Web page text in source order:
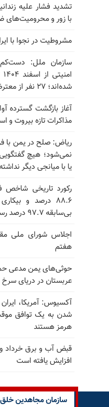
تشدید فشار علیه
با زور و محرومیت‌های
مشروطیت در نجوا با
شده‌اند؛ ۲۷ نفر از معترضان بودند
آغاز بازگشت گسترده
مذاکرات تازه بیروت و
ریاض: صلح در یمن با
نمی‌شود؛ هیچ
یا با میانجی دیگر
رکورد تاریخی شاخص
بی‌سابقه ۹۷.۷ درصد رسید
اجلاس شورای ملی
هفتم
حوثی‌های یمن مدعی
عربستان در دریای
آکسیوس: آمریکا،
شدن به یک توافق
هرمز هستند
افزایش یافته است
سازمان مجاهدین خلق